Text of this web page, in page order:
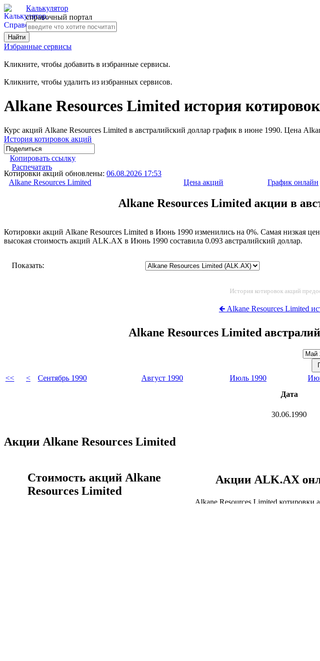
Калькулятор
справочный портал
Избранные сервисы
Кликните, чтобы добавить в избранные сервисы.
Кликните, чтобы удалить из избранных сервисов.
Alkane Resources Limited история
Курс акций Alkane Resources Limited в австралийский доллар график в июне 1990. Цена
История котировок акций
Копировать ссылку
Распечатать
Котировки акций обновлены: 06.08.2026 17:53
Alkane Resources Limited
Цена акций График онлайн
Alkane Resources Limited акции в
Котировки акций Alkane Resources Limited в Июнь 1990 изменились на 0%. Самая низкая
высокая стоимость акций ALK.AX в Июнь 1990 составила 0.093 австралийский доллар.
Показать:
История котировок акций
🡸 Alkane Resources Limited
Alkane Resources Limited
<< < Сентябрь 1990 Август 1990 Июль 1990
Дата
30.06.1990
Акции Alkane Resources Limited
Стоимость акций Alkane
Resources Limited
Акции ALK.AX
Alkane Resources Limited котировки